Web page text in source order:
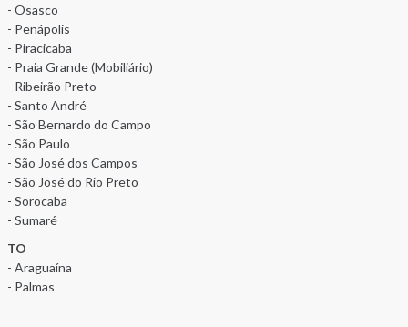
- Osasco
- Penápolis
- Piracicaba
- Praia Grande (Mobiliário)
- Ribeirão Preto
- Santo André
- São Bernardo do Campo
- São Paulo
- São José dos Campos
- São José do Rio Preto
- Sorocaba
- Sumaré
TO
- Araguaína
- Palmas